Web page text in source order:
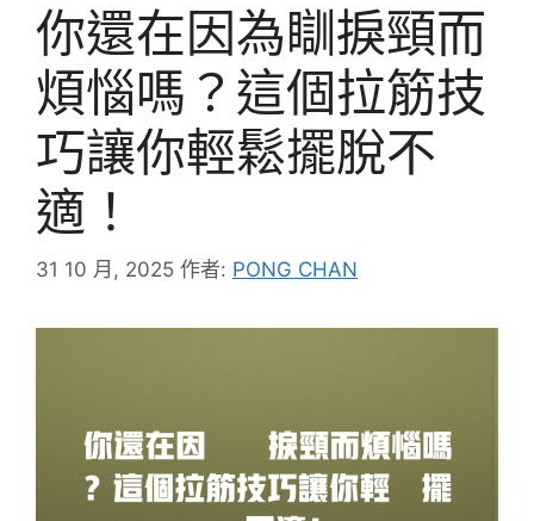
你還在因為瞓捩頸而
煩惱嗎？這個拉筋技
巧讓你輕鬆擺脫不
適！
31 10 月, 2025 作者: PONG CHAN